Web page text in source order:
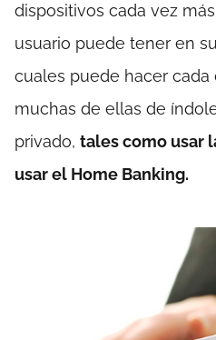
dispositivos cada vez
usuario puede tener en
cuales puede hacer cada
muchas de ellas de
privado, tales como usar
usar el Home Banking.